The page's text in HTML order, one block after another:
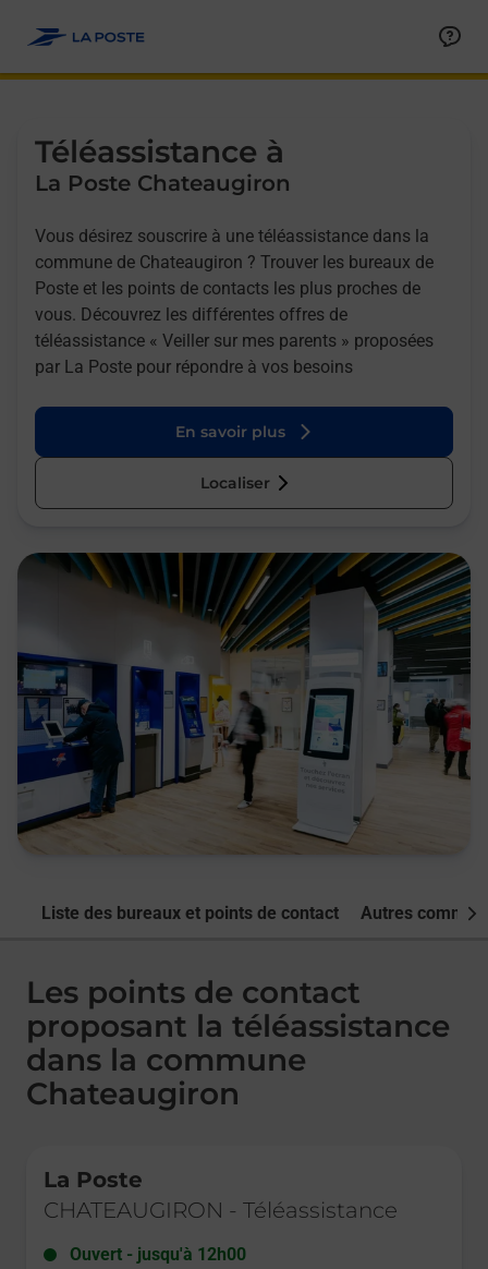
Téléassistance à
La Poste Chateaugiron
Vous désirez souscrire à une téléassistance dans la
commune de Chateaugiron ? Trouver les bureaux de
Poste et les points de contacts les plus proches de
vous. Découvrez les différentes offres de
téléassistance « Veiller sur mes parents » proposées
par La Poste pour répondre à vos besoins
En savoir plus
Localiser
Liste des bureaux et points de contact Autres
Les points de contact
proposant la téléassistance
dans la commune
Chateaugiron
La Poste
CHATEAUGIRON - Téléassistance
Ouvert - jusqu'à 12h00